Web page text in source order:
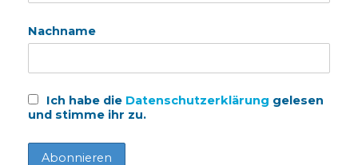
Nachname
Ich habe die Datenschutzerklärung gelesen
und stimme ihr zu.